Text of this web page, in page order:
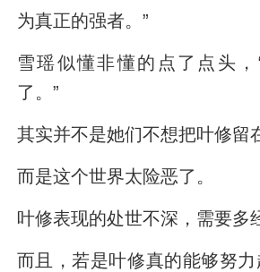
为真正的强者。”
雪瑶似懂非懂的点了点头
了。”
其实并不是她们不想把叶修留
而是这个世界太险恶了。
叶修表现的处世不深，需要多
而且，若是叶修真的能够努